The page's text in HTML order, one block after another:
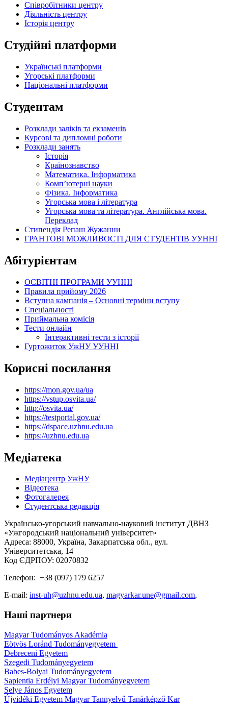
Співробітники центру
Діяльність центру
Історія центру
Студійні платформи
Українські платформи
Угорські платформи
Національні платформи
Студентам
Розклади заліків та екзаменів
Курсові та дипломні роботи
Розклади занять
Історія
Країнознавство
Математика. Інформатика
Комп’ютерні науки
Фізика. Інформатика
Угорська мова і література
Угорська мова та література. Англійська мова.
Переклад
Стипендія Репаш Жужанни
ГРАНТОВІ МОЖЛИВОСТІ ДЛЯ СТУДЕНТІВ УУННІ
Абітурієнтам
ОСВІТНІ ПРОГРАМИ УУННІ
Правила прийому 2026
Вступна кампанія – Основні терміни вступу
Спеціальності
Приймальна комісія
Тести онлайн
Інтерактивні тести з історії
Гуртожиток УжНУ УУННІ
Корисні посилання
https://mon.gov.ua/ua
https://vstup.osvita.ua/
http://osvita.ua/
https://testportal.gov.ua/
https://dspace.uzhnu.edu.ua
https://uzhnu.edu.ua
Медіатека
Медіацентр УжНУ
Відеотека
Фотогалерея
Студентська редакція
Українсько-угорський навчально-науковий інститут ДВНЗ
«Ужгородський національний університет»
Адреса: 88000, Україна, Закарпатська обл., вул.
Університетська, 14
Код ЄДРПОУ: 02070832
Телефон: +38 (097) 179 6257
E-mail: inst-uh@uzhnu.edu.ua, magyarkar.une@gmail.com,
Наші партнери
Magyar Tudományos Akadémia
Eötvös Loránd Tudományegyetem
Debreceni Egyetem
Szegedi Tudományegyetem
Babes-Bolyai Tudományegyetem
Sapientia Erdélyi Magyar Tudományegyetem
Selye János Egyetem
Újvidéki Egyetem Magyar Tannyelvű Tanárképző Kar